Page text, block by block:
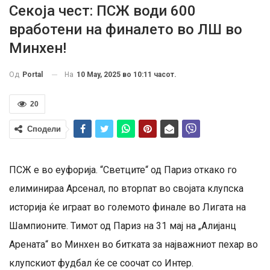
Секоја чест: ПСЖ води 600
вработени на финалето во ЛШ во
Минхен!
Од Portal На 10 May, 2025 во 10:11 часот.
20
Сподели
ПСЖ е во еуфорија. “Светците“ од Париз откако го
елиминираа Арсенал, по вторпат во својата клупска
историја ќе играат во големото финале во Лигата на
Шампионите. Тимот од Париз на 31 мај на „Алијанц
Арената“ во Минхен во битката за најважниот пехар во
клупскиот фудбал ќе се соочат со Интер.